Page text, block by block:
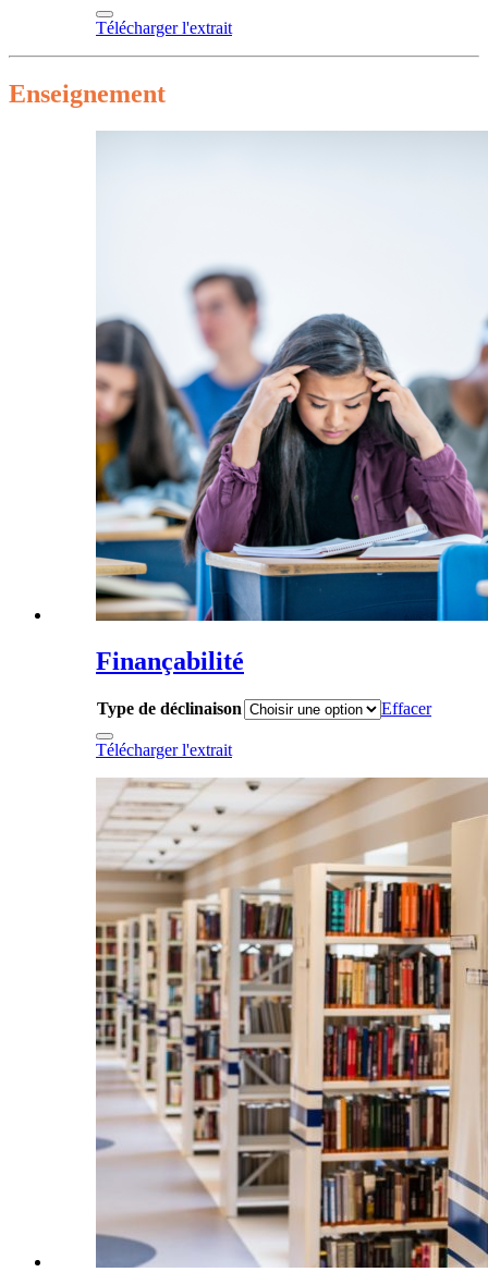
Télécharger l'extrait
Enseignement
Finançabilité
Type de déclinaison Effacer
Télécharger l'extrait